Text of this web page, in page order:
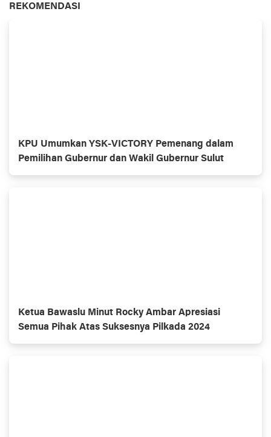
REKOMENDASI
KPU Umumkan YSK-VICTORY Pemenang dalam
Pemilihan Gubernur dan Wakil Gubernur Sulut
Ketua Bawaslu Minut Rocky Ambar Apresiasi
Semua Pihak Atas Suksesnya Pilkada 2024